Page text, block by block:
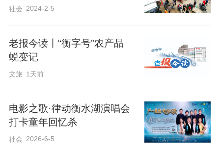
社会 2024-2-5
老报今读丨“衡字号”农产品
蜕变记
文旅 1天前
电影之歌·律动衡水湖演唱会
打卡童年回忆杀
社会 2026-6-5